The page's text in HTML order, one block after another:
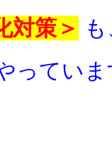
対策＞
ってい